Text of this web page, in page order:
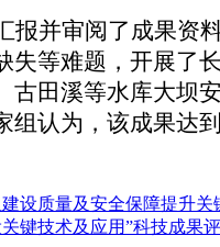
报并审阅了成果资
失等难题，开展了
古田溪等水库大坝
认为，该成果达
设质量及安全保障提升
键技术及应用”科技成果